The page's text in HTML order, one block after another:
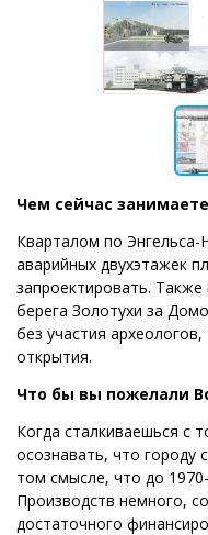
Чем сейчас
Кварталом по Энгельса-
аварийных двухэтажек
запроектировать.
берега Золотухи за
без участия
открытия.
Что бы вы пожелали
Когда сталкиваешься с
осознавать, что городу
том смысле, что до
Производств немного,
достаточного